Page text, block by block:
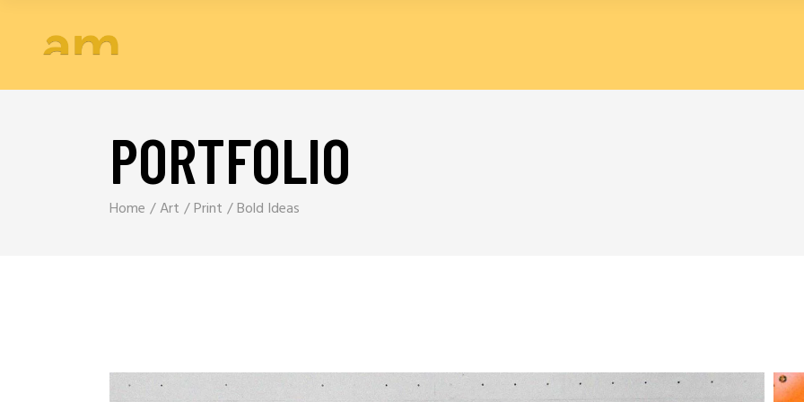
PORTFOLIO
Home Art Print Bold Ideas